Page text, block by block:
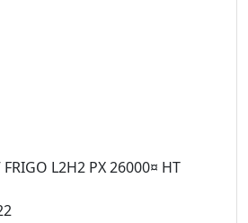
L2H2 PX 26000¤ HT